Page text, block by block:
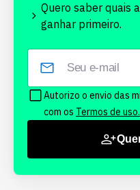
Quero saber quais
ganhar primeiro.
Autorizo o envio das
com os Termos de uso.